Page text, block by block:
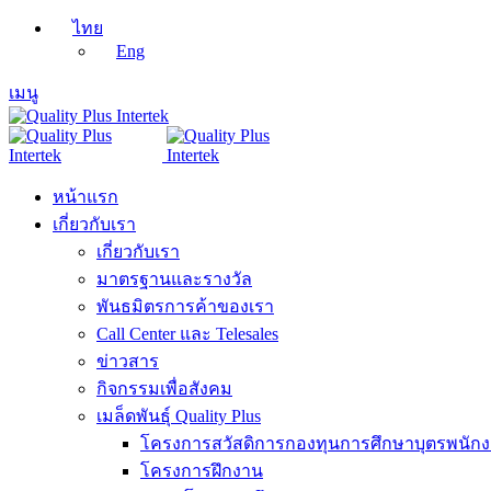
ไทย
Eng
เมนู
หน้าแรก
เกี่ยวกับเรา
เกี่ยวกับเรา
มาตรฐานและรางวัล
พันธมิตรการค้าของเรา
Call Center และ Telesales
ข่าวสาร
กิจกรรมเพื่อสังคม
เมล็ดพันธุ์ Quality Plus
โครงการสวัสดิการกองทุนการศึกษาบุตรพนัก
โครงการฝึกงาน